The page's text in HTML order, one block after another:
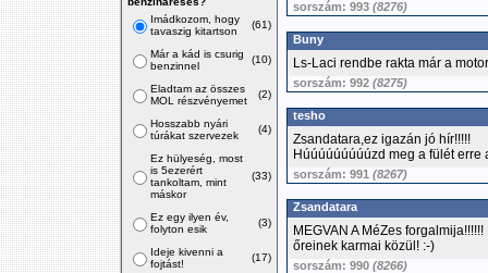
Imádkozom, hogy
tavaszig kitartson
(61)
Már a kád is csurig
benzinnel
(10)
Eladtam az összes
MOL részvényemet
(2)
Hosszabb nyári
túrákat szervezek
(4)
Ez hülyeség, most
is 5ezerért
tankoltam, mint
máskor
(33)
Ez egy ilyen év,
folyton esik
(3)
Ideje kivenni a
fojtást!
(17)
sorszám: 993 (8276)
Buny
Ls-Laci rendbe rakta már a
sorszám: 992 (8275)
tesho
Zsandatara,ez igazán jó hír!!!!!
Húúúúúúúúúzd meg a fülét erre
sorszám: 991 (8267)
Zsandatara
MEGVAN A MéZes
őreinek karmai közül! :-)
sorszám: 990 (8266)